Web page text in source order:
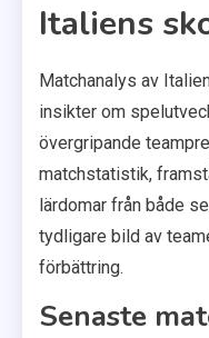
Italiens
Matchanalys av
insikter om
övergripande
matchstatistik,
lärdomar från både
tydligare bild av
förbättring.
Senaste